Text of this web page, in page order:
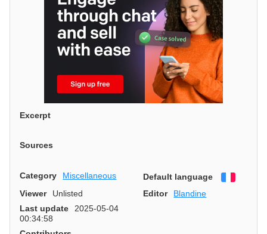
Excerpt
Sources
Category Miscellaneous Default language
Viewer
Unlisted Editor
Blandine
Last update
2025-05-04
00:34:58